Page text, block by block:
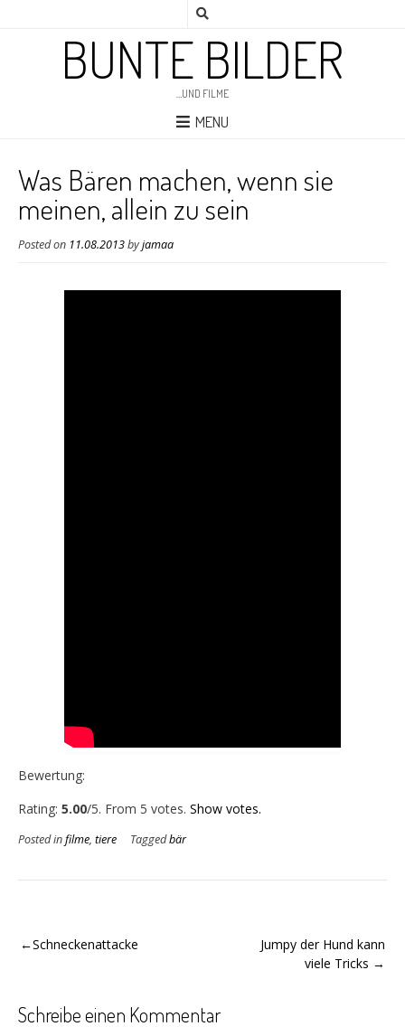
BUNTE BILDER
…UND FILME
MENU
Was Bären machen, wenn sie
meinen, allein zu sein
Posted on 11.08.2013byjamaa
Bewertung:
Rate this item:
Submit Rating
Rating: 5.00/5. From 5 votes. Show votes.
Posted infilme, tiere Taggedbär
Jumpy der Hund kann
viele Tricks
Schneckenattacke
Schreibe einen Kommentar